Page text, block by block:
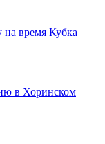
на время Кубка
в Хоринском